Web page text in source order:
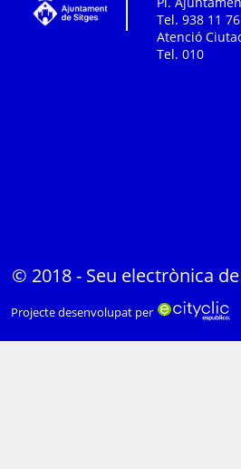
Tel. 938 11
Atenció
Tel. 010
© 2018 - Seu electrònica
Projecte desenvolupat per